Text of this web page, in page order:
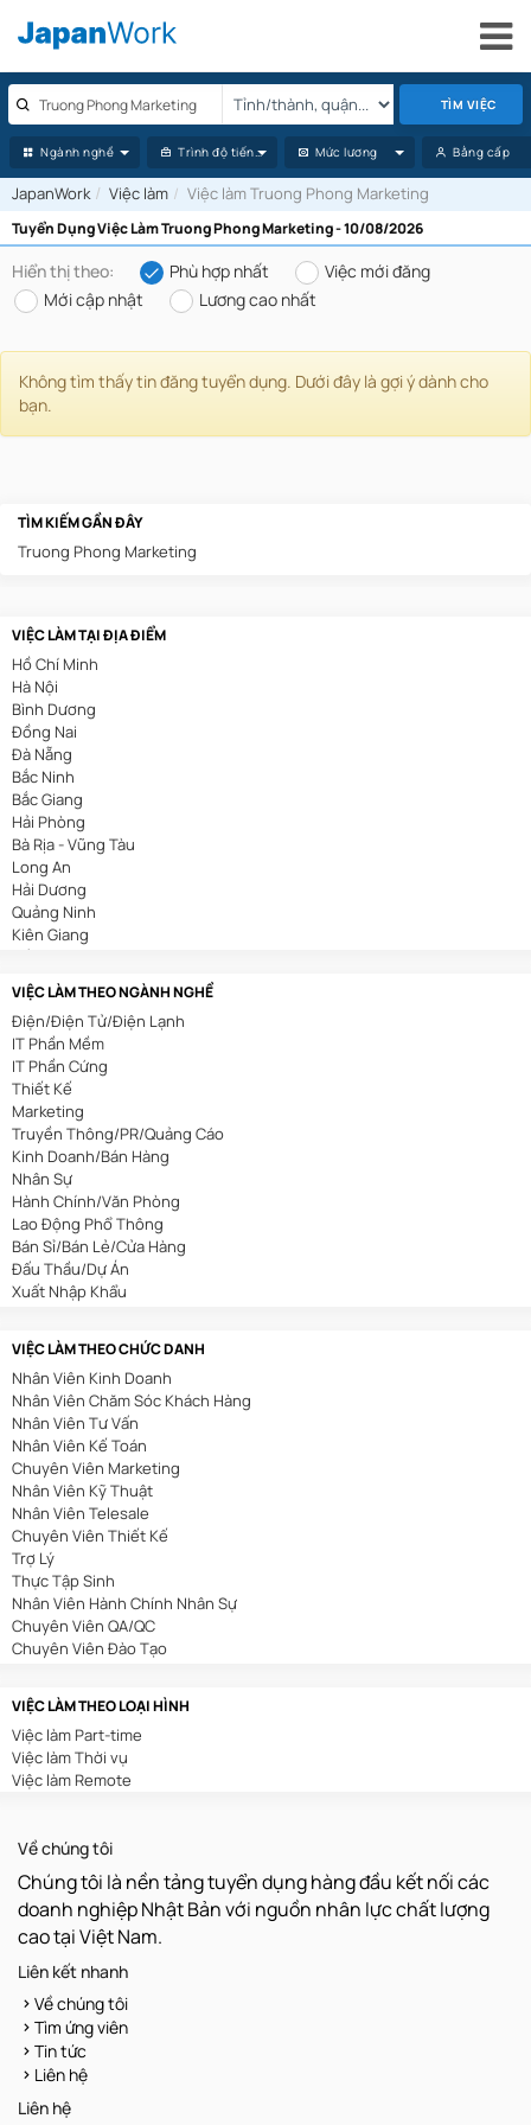
TÌM VIỆC
Ngành nghề Trình độ tiếng Nhật Mức lương Bằng cấp
JapanWork Việc làm Việc làm Truong Phong Marketing
Tuyển Dụng Việc Làm Truong Phong Marketing - 10/08/2026
Hiển thị theo: Phù hợp nhất
Việc mới đăng
Mới cập nhật
Lương cao nhất
Không tìm thấy tin đăng tuyển dụng. Dưới đây là gợi ý dành cho
bạn.
TÌM KIẾM GẦN ĐÂY
Truong Phong Marketing
VIỆC LÀM TẠI ĐỊA ĐIỂM
Hồ Chí Minh
Hà Nội
Bình Dương
Đồng Nai
Đà Nẵng
Bắc Ninh
Bắc Giang
Hải Phòng
Bà Rịa - Vũng Tàu
Long An
Hải Dương
Quảng Ninh
Kiên Giang
Cần Thơ
VIỆC LÀM THEO NGÀNH NGHỀ
Điện/Điện Tử/Điện Lạnh
IT Phần Mềm
IT Phần Cứng
Thiết Kế
Marketing
Truyền Thông/PR/Quảng Cáo
Kinh Doanh/Bán Hàng
Nhân Sự
Hành Chính/Văn Phòng
Lao Động Phổ Thông
Bán Sỉ/Bán Lẻ/Cửa Hàng
Đấu Thầu/Dự Án
Xuất Nhập Khẩu
Bất Động Sản
Nhà Hàng/Khách Sạn
Cơ Khí/Ô Tô/Tự Động Hóa
Spa/Làm Đẹp
Y Tế
Mỏ/Địa Chất
An Toàn Lao Động
Biên Phiên Dịch
Viễn Thông
Tài Chính/Ngân Hàng
Du Lịch
Giáo Dục/Đào Tạo
In Ấn/Chế Bản
Kế Toán/Kiểm Toán
Kiến Trúc/Nội Thất
Sản Xuất/Lắp Ráp/Chế Biến
Nông/Lâm/Ngư Nghiệp
Luật/Pháp Chế
Kho Vận
Xây Dựng
Truyền Hình/Báo Chí
Thu Mua
Quản Lý
Hoá Sinh
Vận Hành/Bảo Trì/Bảo Dưỡng
Khoa Học/Kỹ Thuật
Dược Phẩm/Mỹ Phẩm
Sáng Tạo/Nghệ Thuật
VIỆC LÀM THEO CHỨC DANH
Nhân Viên Kinh Doanh
Nhân Viên Chăm Sóc Khách Hàng
Nhân Viên Tư Vấn
Nhân Viên Kế Toán
Chuyên Viên Marketing
Nhân Viên Kỹ Thuật
Nhân Viên Telesale
Chuyên Viên Thiết Kế
Trợ Lý
Thực Tập Sinh
Nhân Viên Hành Chính Nhân Sự
Chuyên Viên QA/QC
Chuyên Viên Đào Tạo
Sales Admin
Nhân Viên Tuyển Dụng
Nhân Viên Thu Mua
Nhân Viên Lễ Tân
Nhân Viên Tư Vấn Bảo Hiểm
Trưởng Phòng Kinh Doanh
Trình Dược Viên
Nhân Viên Kho
Nhân Viên Xuất Nhập Khẩu
Nhân Viên Văn Phòng
Kế Toán Nội Bộ
Quản Lý Sản Xuất
Chuyên Viên Kế Hoạch
Giáo Viên
Nhân Viên Bảo Trì
Nhân Viên QC
Lập Trình Viên
VIỆC LÀM THEO LOẠI HÌNH
Việc làm Part-time
Việc làm Thời vụ
Việc làm Remote
Về chúng tôi
Chúng tôi là nền tảng tuyển dụng hàng đầu kết nối các
doanh nghiệp Nhật Bản với nguồn nhân lực chất lượng
cao tại Việt Nam.
Liên kết nhanh
Về chúng tôi
Tìm ứng viên
Tin tức
Liên hệ
Liên hệ